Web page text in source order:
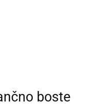
boste